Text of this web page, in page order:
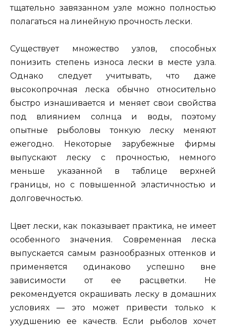
тщательно завязанном узле можно полностью
полагаться на линейную прочность лески.
Существует множество узлов, способных
понизить степень износа лески в месте узла.
Однако следует учитывать, что даже
высокопрочная леска обычно относительно
быстро изнашивается и меняет свои свойства
под влиянием солнца и воды, поэтому
опытные рыболовы тонкую леску меняют
ежегодно. Некоторые зарубежные фирмы
выпускают леску с прочностью, немного
меньше указанной в таблице верхней
границы, но с повышенной эластичностью и
долговечностью.
Цвет лески, как показывает практика, не имеет
особенного значения. Современная леска
выпускается самым разнообразных оттенков и
применяется одинаково успешно вне
зависимости от ее расцветки. Не
рекомендуется окрашивать леску в домашних
условиях — это может привести только к
ухудшению ее качеств. Если рыболов хочет